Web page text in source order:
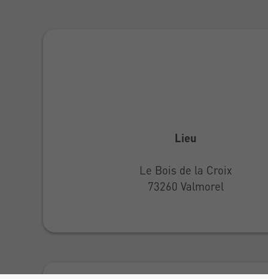
Lieu
Le Bois de la Croix
73260 Valmorel